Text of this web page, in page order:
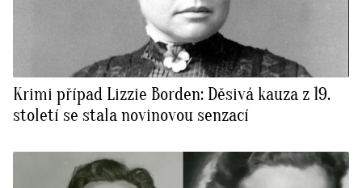
Krimi případ Lizzie Borden: Děsivá kauza z 19.
století se stala novinovou senzací